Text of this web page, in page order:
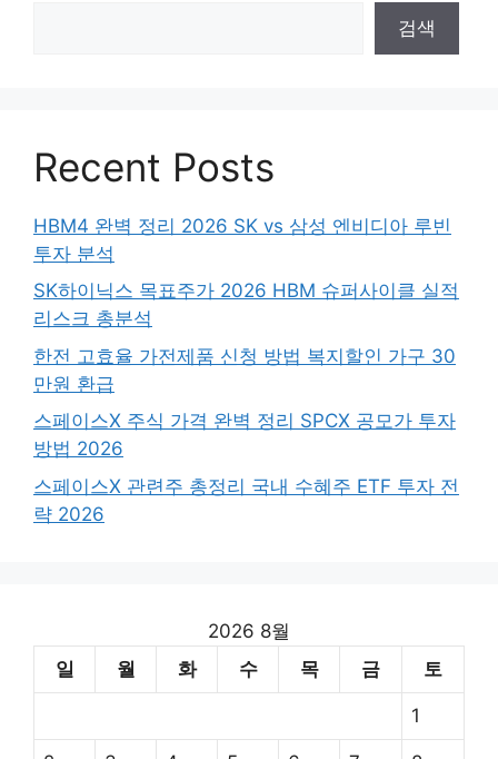
검색
Recent Posts
HBM4 완벽 정리 2026 SK vs 삼성 엔비디아 루빈
투자 분석
SK하이닉스 목표주가 2026 HBM 슈퍼사이클 실적
리스크 총분석
한전 고효율 가전제품 신청 방법 복지할인 가구 30
만원 환급
스페이스X 주식 가격 완벽 정리 SPCX 공모가 투자
방법 2026
스페이스X 관련주 총정리 국내 수혜주 ETF 투자 전
략 2026
2026 8월
일
월 화 수 목 금 토
1